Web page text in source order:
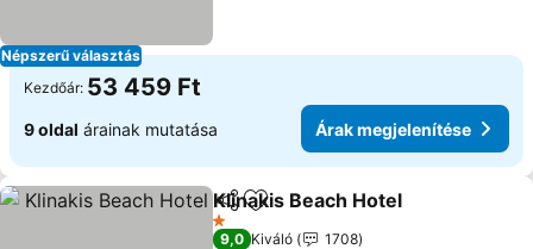
Népszerű választás
Kezdőár: 53 459 Ft
9 oldal árainak mutatása Árak megjelenítése
Megosztás
Hozzáadás a kedvencekhez
Klinakis Beach Hotel
1 Kategória
9,0 Kiváló
1708